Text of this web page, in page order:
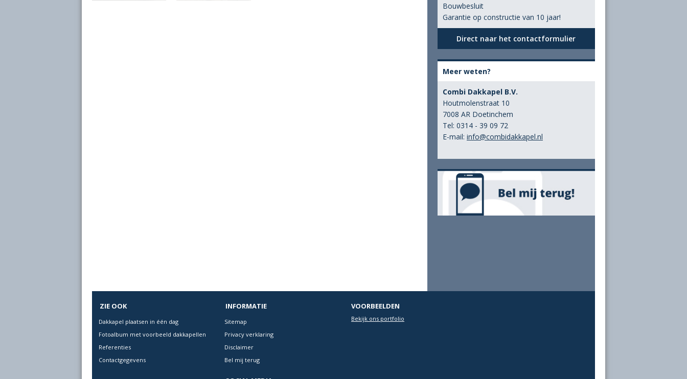
Bouwbesluit
Garantie op constructie van 10 jaar!
Direct naar het contactformulier
Meer weten?
Combi Dakkapel B.V.
Houtmolenstraat 10
7008 AR Doetinchem
Tel: 0314 - 39 09 72
E-mail: info@combidakkapel.nl
ZIE OOK
Dakkapel plaatsen in één dag
Fotoalbum met voorbeeld dakkapellen
Referenties
Contactgegevens
INFORMATIE
Sitemap
Privacy verklaring
Disclaimer
Bel mij terug
VOORBEELDEN
Bekijk ons portfolio